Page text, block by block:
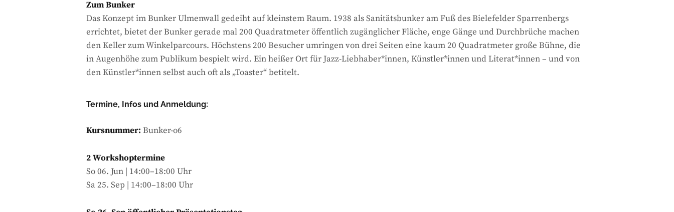
Zum Bunker
Das Konzept im Bunker Ulmenwall gedeiht auf kleinstem Raum. 1938 als Sanitätsbunker am Fuß des Bielefelder Sparrenbergs
errichtet, bietet der Bunker gerade mal 200 Quadratmeter öffentlich zugänglicher Fläche, enge Gänge und Durchbrüche machen
den Keller zum Winkelparcours. Höchstens 200 Besucher umringen von drei Seiten eine kaum 20 Quadratmeter große Bühne, die
in Augenhöhe zum Publikum bespielt wird. Ein heißer Ort für Jazz-Liebhaber*innen, Künstler*innen und Literat*innen – und von
den Künstler*innen selbst auch oft als „Toaster“ betitelt.
Termine, Infos und Anmeldung:
Kursnummer: Bunker-o6
2 Workshoptermine
So 06. Jun | 14:00–18:00 Uhr
Sa 25. Sep | 14:00–18:00 Uhr